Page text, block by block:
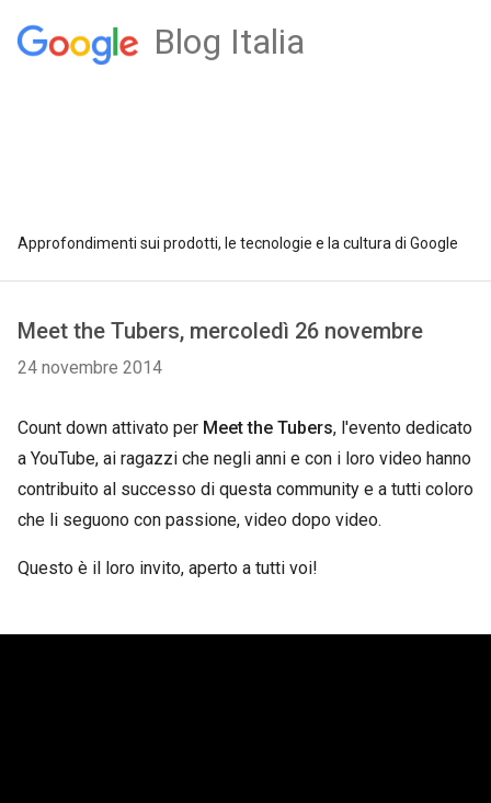
Blog Italia
Approfondimenti sui prodotti, le tecnologie e la cultura di Google
Meet the Tubers, mercoledì 26 novembre
24 novembre 2014
Count down attivato per Meet the Tubers, l'evento dedicato
a YouTube, ai ragazzi che negli anni e con i loro video hanno
contribuito al successo di questa community e a tutti coloro
che li seguono con passione, video dopo video.
Questo è il loro invito, aperto a tutti voi!